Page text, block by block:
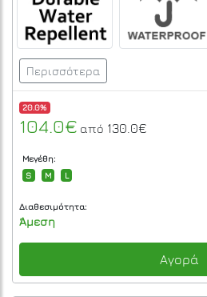
Περισσότερα
20.0%
104.0€ από 130.0€
Μεγέθη:
S
M L
Διαθεσιμότητα:
Άμεση
Αγορά